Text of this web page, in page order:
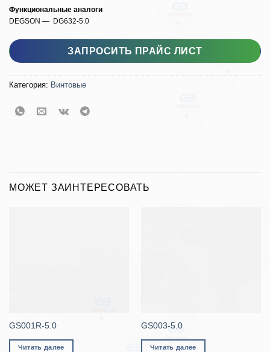
Функциональные аналоги
DEGSON — DG632-5.0
Количество товара GS026S-5.0
ЗАПРОСИТЬ ПРАЙС ЛИСТ
Категория: Винтовые
МОЖЕТ ЗАИНТЕРЕСОВАТЬ
GS001R-5.0
Читать далее
GS003-5.0
Читать далее